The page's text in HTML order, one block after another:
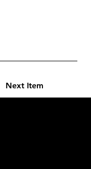
Next Item